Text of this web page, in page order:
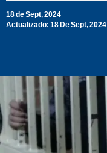
18 de Sept, 2024
Actualizado: 18 De Sept, 2024